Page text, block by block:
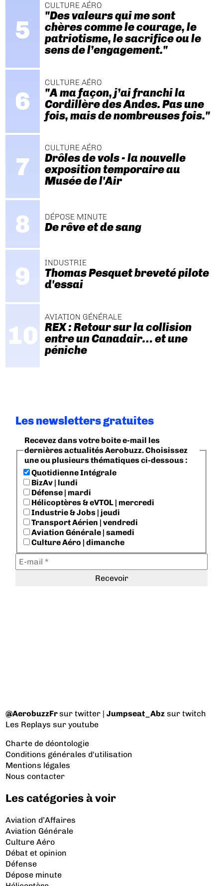
CULTURE AÉRO
"Des valeurs qui me sont
chères comme le courage, le
patriotisme, le sacrifice ou le
sens de l’engagement."
CULTURE AÉRO
"A ma façon, j’ai franchi la
Cordillère des Andes. Pas une
fois, mais de nombreuses fois."
CULTURE AÉRO
Drôles de vols - la nouvelle
exposition temporaire au
Musée de l'Air
DÉPOSE MINUTE
De rêve et de sang
INDUSTRIE
Thomas Pesquet breveté pilote
d'essai
AVIATION GÉNÉRALE
REX : Retour sur la collision
entre un Canadair… et une
péniche
Les newsletters gratuites
Recevez dans votre boite e-mail les
dernières actualités Aerobuzz. Choisissez
une ou plusieurs thématiques ci-dessous :
Quotidienne Intégrale
BizAv | lundi
Défense | mardi
Hélicoptères & eVTOL | mercredi
Industrie & Jobs | jeudi
Transport Aérien | vendredi
Aviation Générale | samedi
Culture Aéro | dimanche
@AerobuzzFrsur twitter |Jumpseat_Abz sur twitch
Les Replays sur youtube
Charte de déontologie
Conditions générales d'utilisation
Mentions légales
Nous contacter
Les catégories à voir
Aviation d’Affaires
Aviation Générale
Culture Aéro
Débat et opinion
Défense
Dépose minute